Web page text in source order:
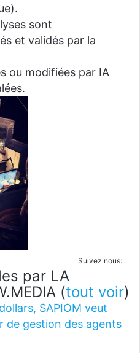
sont
et validés par la
ou modifiées par IA
Suivez nous:
par LA
(tout voir)
SAPIOM veut
de gestion des agents